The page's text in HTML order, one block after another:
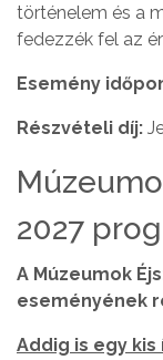
történelem és a
fedezzék fel az
Esemény
Részvételi díj:
2027
A Múzeumok
eseményének
Addig is egy